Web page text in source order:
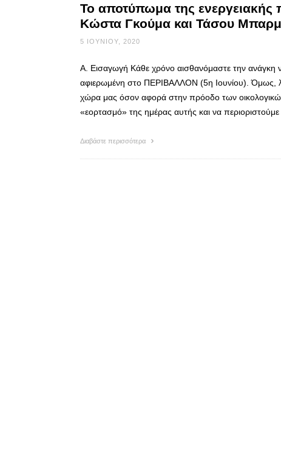
Το αποτύπωμα της ενεργειακής
Κώστα Γκούμα και Τάσου
5 ΙΟΥΝΊΟΥ, 2020
Α. Εισαγωγή Κάθε χρόνο αισθανόμαστε την ανάγκη
αφιερωμένη στο ΠΕΡΙΒΑΛΛΟΝ (5η Ιουνίου). Όμως,
χώρα μας όσον αφορά στην πρόοδο των
«εορτασμό» της ημέρας αυτής και να
Διαβάστε περισσότερα